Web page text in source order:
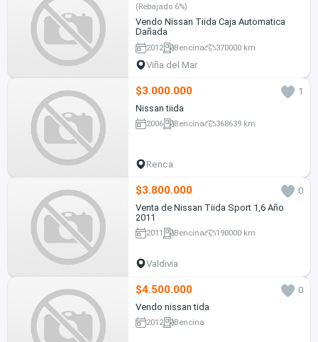
(Rebajado 6%)
Vendo Nissan Tiida Caja Automatica
Dañada
2012 Bencina 370000 km
Viña del Mar
$3.000.000
1
Nissan tiida
2006 Bencina 368639 km
Renca
$3.800.000
0
Venta de Nissan Tiida Sport 1,6 Año
2011
2011 Bencina 190000 km
Valdivia
$4.500.000
0
Vendo nissan tida
2012 Bencina